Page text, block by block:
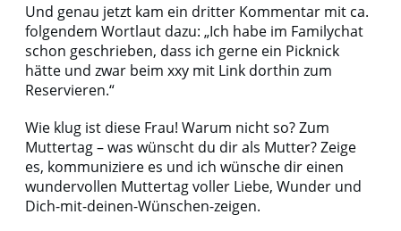
Und genau jetzt kam ein dritter Kommentar mit ca.
folgendem Wortlaut dazu: „Ich habe im Familychat
schon geschrieben, dass ich gerne ein Picknick
hätte und zwar beim xxy mit Link dorthin zum
Reservieren.“
Wie klug ist diese Frau! Warum nicht so? Zum
Muttertag – was wünscht du dir als Mutter? Zeige
es, kommuniziere es und ich wünsche dir einen
wundervollen Muttertag voller Liebe, Wunder und
Dich-mit-deinen-Wünschen-zeigen.